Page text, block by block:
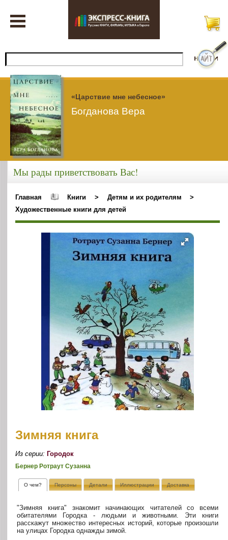
«Царствие мне небесное»
Богданова Вера
Мы рады приветствовать Вас!
Главная Книги > Детям и их родителям
>
Художественные книги для детей
Зимняя книга
Из серии:Городок
Бернер Ротраут Сузанна
О чем? Персоны Детали Иллюстрации Доставка
"Зимняя книга" знакомит начинающих читателей со всеми
обитателями Городка - людьми и животными. Эти книги
расскажут множество интересных историй, которые произошли
на улицах Городка однажды зимой.